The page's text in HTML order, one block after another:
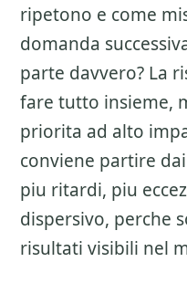
ripetono e come
domanda
parte davvero? La
fare tutto insieme,
priorita ad alto
conviene partire
piu ritardi, piu
dispersivo, perche
risultati visibili nel